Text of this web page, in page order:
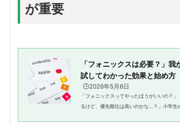
が重要
「フォニックスは必要？」
試してわかった効果と始め方
🕒️2026年5月6日
「フォニックスってやったほうがいいの？
るけど、優先順位は高いのかな…？」小学生